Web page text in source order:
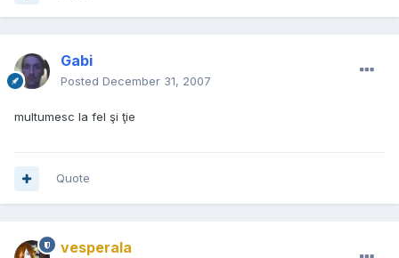
Gabi
Posted December 31, 2007
multumesc la fel şi ţie
Quote
vesperala